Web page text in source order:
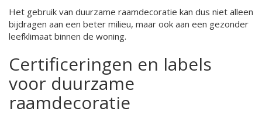
Het gebruik van duurzame raamdecoratie kan dus niet alleen
bijdragen aan een beter milieu, maar ook aan een gezonder
leefklimaat binnen de woning.
Certificeringen en labels
voor duurzame
raamdecoratie